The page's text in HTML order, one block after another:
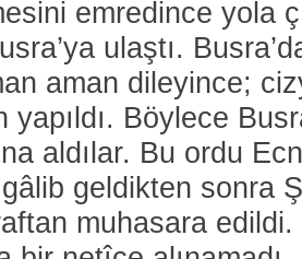
emredince yola
ulaştı.
aman dileyince;
yapıldı. Böylece
aldılar. Bu ordu
geldikten sonra
muhasara